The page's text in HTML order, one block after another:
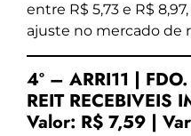
entre R$ 5,73 e R$
ajuste no mercado de
4º – ARRI11 |
REIT RECEBIVEIS
Valor: R$ 7,59 |